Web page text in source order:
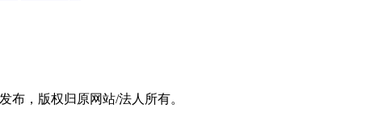
布，版权归原网站/法人所有。